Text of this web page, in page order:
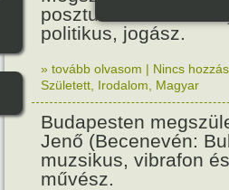
posztumusz
politikus, jogász.
» tovább olvasom | Nincs
Született Irodalom Magyar
Budapesten
Jenő (Becenevén:
muzsikus, vibrafon
művész.